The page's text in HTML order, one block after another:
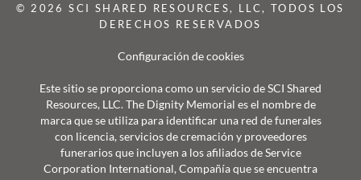
© 2026 SCI SHARED RESOURCES, LLC, TODOS LOS
DERECHOS RESERVADOS
Configuración de cookies
Este sitio se proporciona como un servicio de SCI Shared
Resources, LLC. The Dignity Memorial es el nombre de
marca que se utiliza para identificar una red de funerales
con licencia, servicios de cremación y proveedores
funerarios que incluyen a los afiliados de Service
Corporation International, Compañía que se encuentra